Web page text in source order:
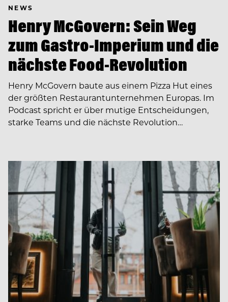
NEWS
Henry McGovern: Sein Weg
zum Gastro-Imperium und die
nächste Food-Revolution
Henry McGovern baute aus einem Pizza Hut eines
der größten Restaurantunternehmen Europas. Im
Podcast spricht er über mutige Entscheidungen,
starke Teams und die nächste Revolution…